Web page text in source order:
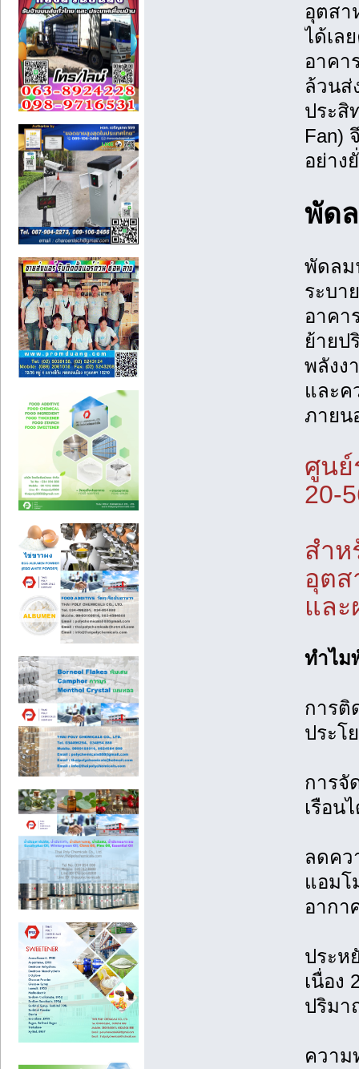
อุตสา
ได้เล
อาคา
ล้วนส่
ประสิ
Fan)
อย่าง
พัด
พัดลม
ระบา
อาคา
ย้ายป
พลังง
และค
ภายน
ศูนย์
20-
สำห
อุตส
แล
ทำไม
การติ
ประโ
การจั
เรือน
ลดคว
แอมโ
อากา
ประห
เนื่อง
ปริม
ความ